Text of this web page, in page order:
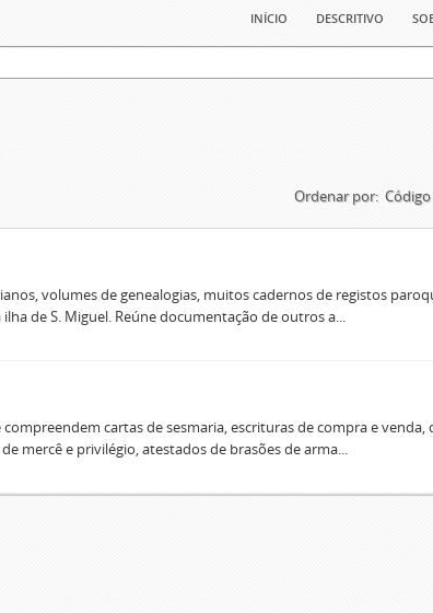
início descritivo
Ordenar por:
volumes de genealogias, muitos cadernos de registos
de S. Miguel. Reúne documentação de outros a...
cartas de sesmaria, escrituras de compra e venda,
mercê e privilégio, atestados de brasões de arma...